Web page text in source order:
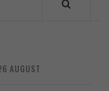
AUGUST